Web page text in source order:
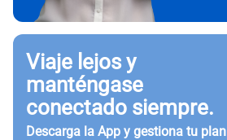
Viaje lejos y
manténgase
conectado siempre.
Descarga la App y gestiona tu plan